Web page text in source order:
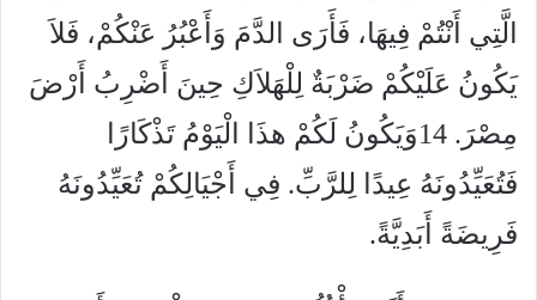
الَّتِي أَنْتُمْ فِيهَا، فَأَرَى الدَّمَ وَأَعْبُرُ عَنْكُمْ، فَلاَ
يَكُونُ عَلَيْكُمْ ضَرْبَةٌ لِلْهَلاَكِ حِينَ أَضْرِبُ أَرْضَ
مِصْرَ. 14وَيَكُونُ لَكُمْ هذَا الْيَوْمُ تَذْكَارًا
فَتُعَيِّدُونَهُ عِيدًا لِلرَّبِّ. فِي أَجْيَالِكُمْ تُعَيِّدُونَهُ
فَرِيضَةً أَبَدِيَّةً.